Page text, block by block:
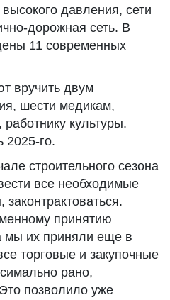
давления, сети
дорожная сеть. В
11 современных
вручить двум
шести медикам,
культуры.
2025-го.
строительного сезона
все необходимые
принятию
мы их приняли еще в
торговые и закупочные
рано,
позволило уже